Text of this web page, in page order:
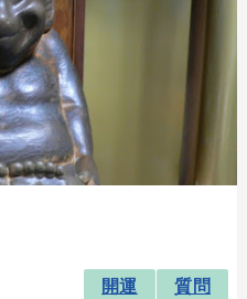
開運 質問